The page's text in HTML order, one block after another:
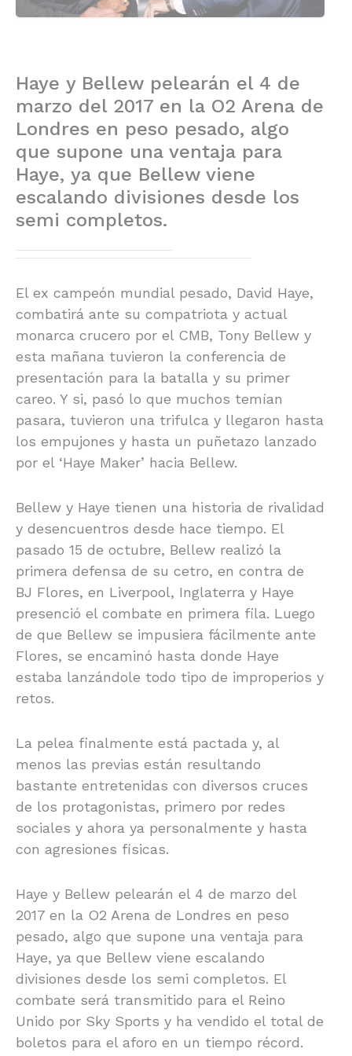
Haye y Bellew pelearán el 4 de
marzo del 2017 en la O2 Arena de
Londres en peso pesado, algo
que supone una ventaja para
Haye, ya que Bellew viene
escalando divisiones desde los
semi completos.
El ex campeón mundial pesado, David Haye,
combatirá ante su compatriota y actual
monarca crucero por el CMB, Tony Bellew y
esta mañana tuvieron la conferencia de
presentación para la batalla y su primer
careo. Y si, pasó lo que muchos temían
pasara, tuvieron una trifulca y llegaron hasta
los empujones y hasta un puñetazo lanzado
por el ‘Haye Maker’ hacia Bellew.
Bellew y Haye tienen una historia de rivalidad
y desencuentros desde hace tiempo. El
pasado 15 de octubre, Bellew realizó la
primera defensa de su cetro, en contra de
BJ Flores, en Liverpool, Inglaterra y Haye
presenció el combate en primera fila. Luego
de que Bellew se impusiera fácilmente ante
Flores, se encaminó hasta donde Haye
estaba lanzándole todo tipo de improperios y
retos.
La pelea finalmente está pactada y, al
menos las previas están resultando
bastante entretenidas con diversos cruces
de los protagonistas, primero por redes
sociales y ahora ya personalmente y hasta
con agresiones físicas.
Haye y Bellew pelearán el 4 de marzo del
2017 en la O2 Arena de Londres en peso
pesado, algo que supone una ventaja para
Haye, ya que Bellew viene escalando
divisiones desde los semi completos. El
combate será transmitido para el Reino
Unido por Sky Sports y ha vendido el total de
boletos para el aforo en un tiempo récord.